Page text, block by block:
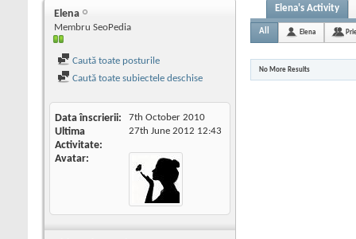
Elena
Membru SeoPedia
Caută toate posturile
Caută toate subiectele deschise
Data înscrierii 7th October 2010
Ultima
Activitate
27th June 2012 12:43
Avatar
Elena's Activity
All Elena
No More Results